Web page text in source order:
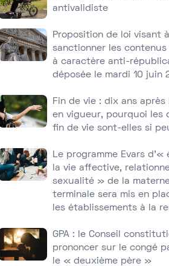
antivalidiste
Proposition de loi visant
sanctionner les
à caractère anti-
déposée le mardi 10 juin
Fin de vie : dix ans
en vigueur, pourquoi les
fin de vie sont-elles si
Le programme Evars d’«
la vie affective,
sexualité » de la
terminale sera mis en
les établissements à la
GPA : le Conseil
prononcer sur le congé
le « deuxième père »